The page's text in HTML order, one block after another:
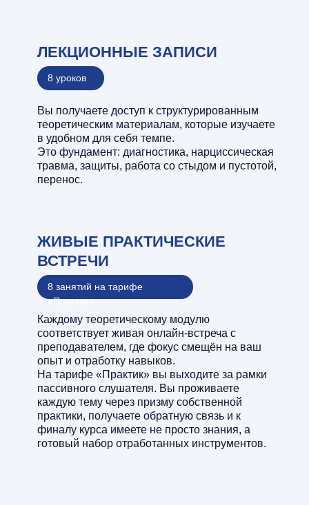
Каждому теоретическому модулю
соответствует живая онлайн-встреча с
преподавателем, где фокус смещён на ваш
опыт и отработку навыков.
На тарифе «Практик» вы выходите за рамки
пассивного слушателя. Вы проживаете
каждую тему через призму собственной
практики, получаете обратную связь и к
финалу курса имеете не просто знания, а
готовый набор отработанных инструментов.
8 занятий на тарифе
«Практик»
ЖИВЫЕ ПРАКТИЧЕСКИЕ
ВСТРЕЧИ
Вы получаете доступ к структурированным
теоретическим материалам, которые изучаете
в удобном для себя темпе.
Это фундамент: диагностика, нарциссическая
травма, защиты, работа со стыдом и пустотой,
перенос.
8 уроков
ЛЕКЦИОННЫЕ ЗАПИСИ